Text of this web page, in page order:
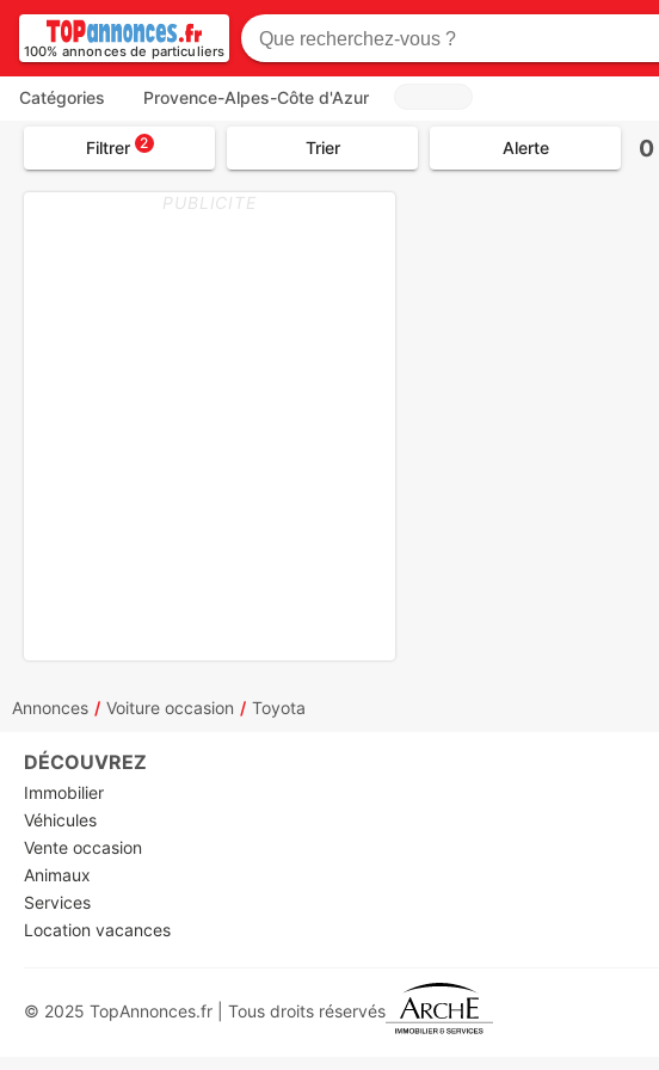
100% annonces de particuliers
Catégories Provence-Alpes-Côte d'Azur
Filtrer 2 Trier Alerte 0
PUBLICITE
Annonces Voiture occasion Toyota
DÉCOUVREZ
Immobilier
Véhicules
Vente occasion
Animaux
Services
Location vacances
© 2025 TopAnnonces.fr | Tous droits réservés